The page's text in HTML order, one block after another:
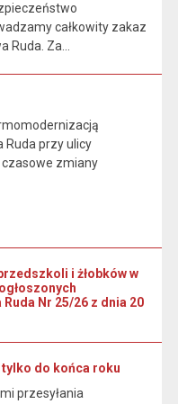
całkowity zakaz
Za...
Ruda przy ulicy
czasowe zmiany
i żłobków w
Nr 25/26 z dnia 20
do końca roku
przesyłania